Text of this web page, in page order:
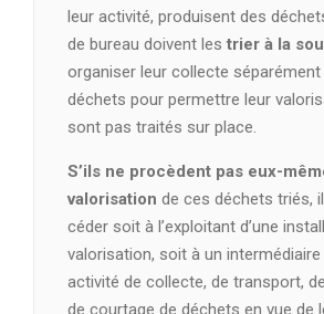
leur activité, produisent des
de bureau doivent les trier à la
organiser leur collecte
déchets pour permettre leur
sont pas traités sur place.
S’ils ne procèdent pas eux-
valorisation de ces déchets triés,
céder soit à l’exploitant d’une
valorisation, soit à un
activité de collecte, de transport,
de courtage de déchets en vue de